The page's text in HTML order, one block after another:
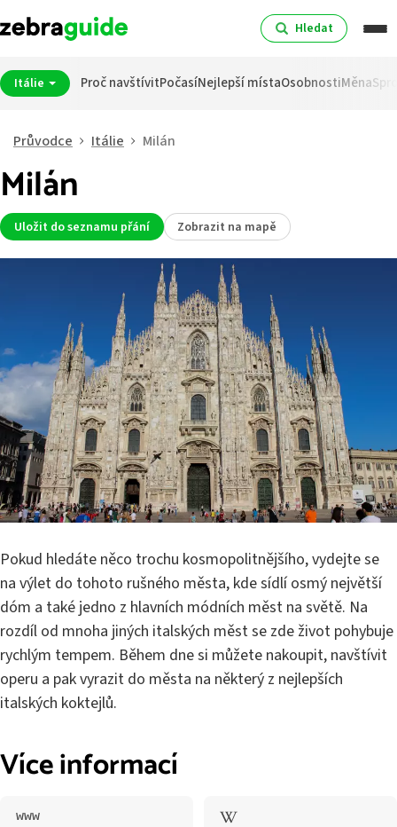
Hledat
Itálie Proč navštívitPočasíNejlepší místaOsobnostiMěna
Průvodce Itálie Milán
Milán
Uložit do seznamu přání Zobrazit na mapě
Pokud hledáte něco trochu kosmopolitnějšího, vydejte se
na výlet do tohoto rušného města, kde sídlí osmý největší
dóm a také jedno z hlavních módních měst na světě. Na
rozdíl od mnoha jiných italských měst se zde život pohybuje
rychlým tempem. Během dne si můžete nakoupit, navštívit
operu a pak vyrazit do města na některý z nejlepších
italských koktejlů.
Více informací